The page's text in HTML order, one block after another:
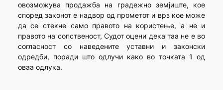
овозможува продажба на градежно земјиште, кое
според законот е надвор од прометот и врз кое може
да се стекне само правото на користење, а не и
правото на сопственост, Судот оцени дека таа не е во
согласност со наведените уставни и законски
одредби, поради што одлучи како во точката 1 од
оваа одлука.